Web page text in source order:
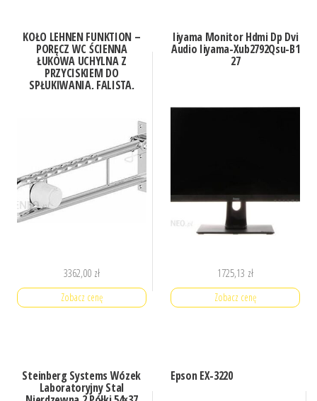
KOŁO LEHNEN FUNKTION –
PORĘCZ WC ŚCIENNA
ŁUKOWA UCHYLNA Z
PRZYCISKIEM DO
SPŁUKIWANIA, FALISTA,
3362,00 zł
Zobacz cenę
Iiyama Monitor Hdmi Dp Dvi
Audio Iiyama-Xub2792Qsu-B1
27
1725,13 zł
Zobacz cenę
Steinberg Systems Wózek
Laboratoryjny Stal
Epson EX-3220